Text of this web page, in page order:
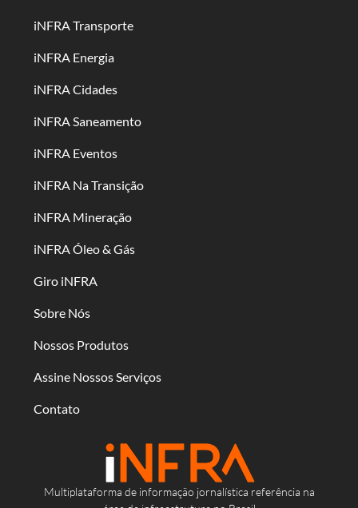
Multiplataforma de informação jornalística referência na
iNFRA Transporte
iNFRA Energia
iNFRA Cidades
iNFRA Saneamento
iNFRA Eventos
iNFRA Na Transição
iNFRA Mineração
iNFRA Óleo & Gás
Giro iNFRA
Sobre Nós
Nossos Produtos
Assine Nossos Serviços
Contato